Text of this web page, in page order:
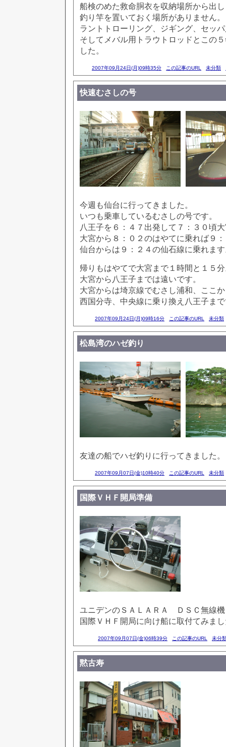
船検のめた救命胴衣を収納場所から出
釣り竿を置いておく場所がありません。
ラントトローリング、ジギング、セッ
そしてメバル用トラウトロッドとこの
した。
2007年09月24日(月)09時35分 この記事のURL 未分類
快速むさしの号
今週も仙台に行ってきました。
いつも乗車しているむさしの号です。
八王子を６：４７出発して７：３０頃
大宮から８：０２のはやてに乗れば９
仙台からは９：２４の仙石線に乗れま
帰りもはやてで大宮まで１時間と１５
大宮から八王子までは遠いです。
大宮からは埼京線でむさし浦和、ここ
西国分寺、中央線に乗り換え八王子ま
2007年09月24日(月)09時16分 この記事のURL 未分類
松島湾のハゼ釣り
友達の船でハゼ釣りに行ってきました。
2007年09月07日(金)10時40分 この記事のURL 未分類
国際ＶＨＦ開局準備
ユニデンのＳＡＬＡＲＡ ＤＳＣ無線
国際ＶＨＦ開局に向け船に取付てみま
2007年09月07日(金)06時39分 この記事のURL 未分
黙古寿